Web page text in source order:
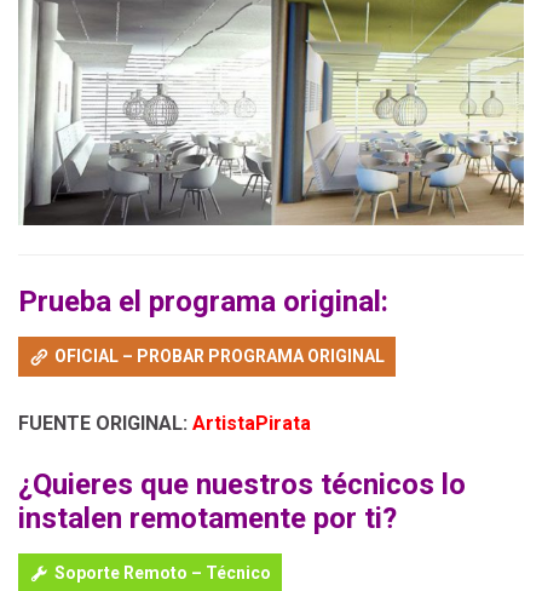
Prueba el programa original:
OFICIAL – PROBAR PROGRAMA ORIGINAL
FUENTE ORIGINAL: ArtistaPirata
¿Quieres que nuestros técnicos lo
instalen remotamente por ti?
Soporte Remoto – Técnico